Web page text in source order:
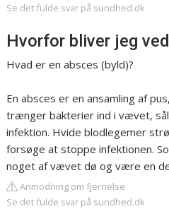
Se det fulde svar på sundhed.dk
Hvorfor bliver jeg
Hvad er en absces (byld)?
En absces er en ansamling af
trænger bakterier ind i vævet,
infektion. Hvide blodlegemer
forsøge at stoppe infektionen.
noget af vævet dø og være en
Anmodning om fjernelse
Se det fulde svar på sundhed.dk